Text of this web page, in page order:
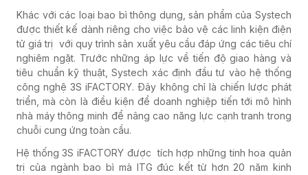
Khác với các loại bao bì thông dụng, sản phẩm của Systech
được thiết kế dành riêng cho việc bảo vệ các linh kiện điện
tử giá trị với quy trình sản xuất yêu cầu đáp ứng các tiêu chí
nghiêm ngặt. Trước những áp lực về tiến độ giao hàng và
tiêu chuẩn kỹ thuật, Systech xác định đầu tư vào hệ thống
công nghệ 3S iFACTORY. Đây không chỉ là chiến lược phát
triển, mà còn là điều kiện để doanh nghiệp tiến tới mô hình
nhà máy thông minh để nâng cao năng lực cạnh tranh trong
chuỗi cung ứng toàn cầu.
Hệ thống 3S iFACTORY được tích hợp những tinh hoa quản
trị của ngành bao bì mà ITG đúc kết từ hơn 20 năm kinh